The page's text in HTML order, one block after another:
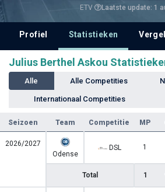
ETV Laatste update: 1
Profiel Statistieken
Julius Berthel Askou
Alle Alle Competities
Internationaal Competities
Seizoen Team Competitie MP
2026/2027
Odense
DSL 1
Total 1